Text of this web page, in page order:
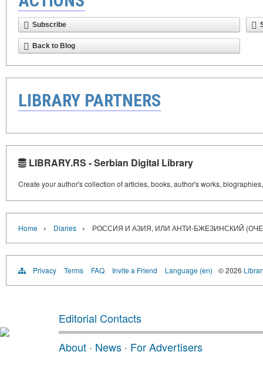
Subscribe
Back to Blog
LIBRARY PARTNERS
LIBRARY.RS - Serbian Digital Library
Create your author's collection of articles, books, author's works,
Home › Diaries › РОССИЯ И АЗИЯ, ИЛИ АНТИ-БЖЕЗИНСКИЙ
Privacy Terms FAQ Invite a Friend Language (en) © 2026
Editorial Contacts
About · News · For Advertisers